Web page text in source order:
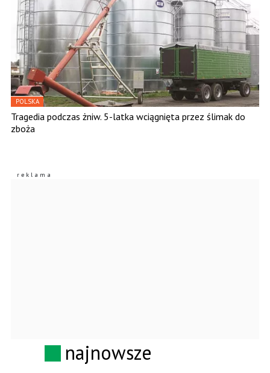
POLSKA
Tragedia podczas żniw. 5-latka wciągnięta przez ślimak do
zboża
najnowsze